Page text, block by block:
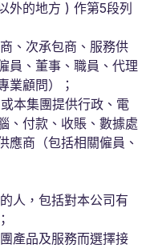
外的地方 ) 作第5段列
、次承包商、服務供
員、董事、職員、代理
業顧問）；
本集團提供行政、電
、付款、收賬、數據處
應商（包括相關僱員、
人，包括對本公司有
產品及服務而選擇接